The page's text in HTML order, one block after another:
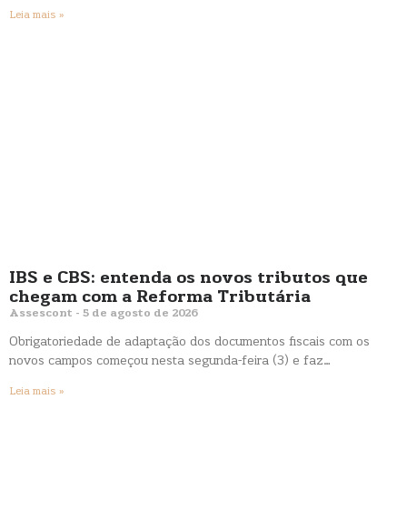
Leia mais »
IBS e CBS: entenda os novos tributos que
chegam com a Reforma Tributária
Assescont 5 de agosto de 2026
Obrigatoriedade de adaptação dos documentos fiscais com os
novos campos começou nesta segunda-feira (3) e faz…
Leia mais »